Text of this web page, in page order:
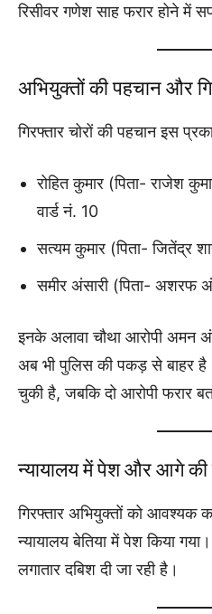
रिसीवर गणेश साह फरार होने में
अभियुक्तों की पहचान और
गिरफ्तार चोरों की पहचान इस
रोहित कुमार (पिता- राजेश
वार्ड नं. 10
सत्यम कुमार (पिता- जितेंद्र
समीर अंसारी (पिता- अशरफ
इनके अलावा चौथा आरोपी अमन
अब भी पुलिस की पकड़ से बाहर है।
चुकी है, जबकि दो आरोपी फरार
न्यायालय में पेश और आगे की
गिरफ्तार अभियुक्तों को आवश्यक
न्यायालय बेतिया में पेश किया
लगातार दबिश दी जा रही है।